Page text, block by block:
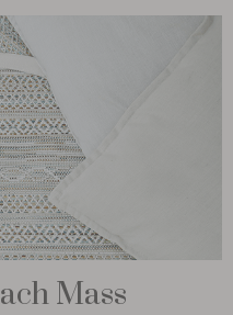
Mass